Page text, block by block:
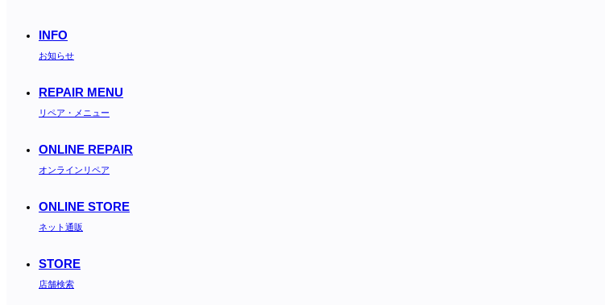
INFO
お知らせ
REPAIR MENU
リペア・メニュー
ONLINE REPAIR
オンラインリペア
ONLINE STORE
ネット通販
STORE
店舗検索